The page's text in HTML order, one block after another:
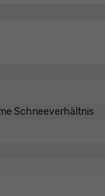
Schneeverhältnis